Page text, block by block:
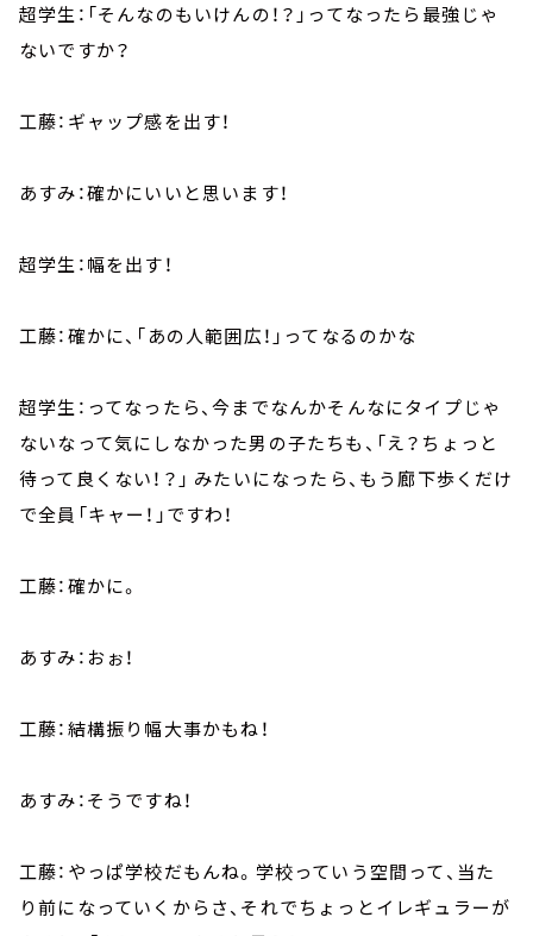
超学生：「そんなのもいけんの！？」ってなったら最強じゃ
ないですか？
工藤：ギャップ感を出す！
あすみ：確かにいいと思います！
超学生：幅を出す！
工藤：確かに、「あの人範囲広！」ってなるのかな
超学生：ってなったら、今までなんかそんなにタイプじゃ
ないなって気にしなかった男の子たちも、「え？ちょっと
待って良くない！？」 みたいになったら、もう廊下歩くだけ
で全員「キャー！」ですわ！
工藤：確かに。
あすみ：おぉ！
工藤：結構振り幅大事かもね！
あすみ：そうですね！
工藤：やっぱ学校だもんね。学校っていう空間って、当た
り前になっていくからさ、それでちょっとイレギュラーが